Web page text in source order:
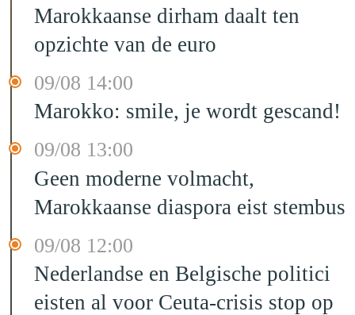
Marokkaanse dirham daalt ten
opzichte van de euro
09/08 14:00
Marokko: smile, je wordt gescand!
09/08 13:00
Geen moderne volmacht,
Marokkaanse diaspora eist stembus
09/08 12:00
Nederlandse en Belgische politici
eisten al voor Ceuta-crisis stop op